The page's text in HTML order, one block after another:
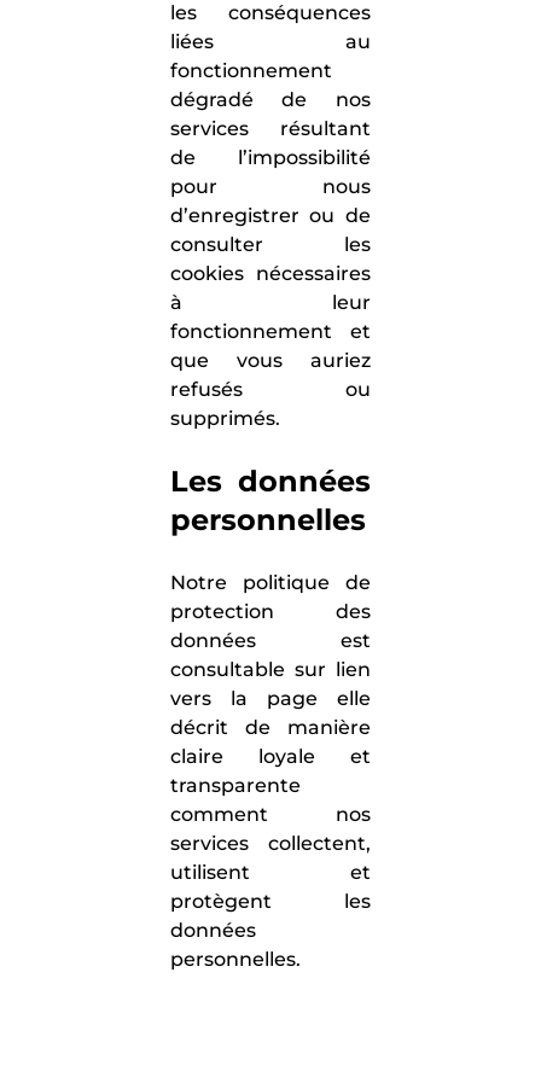
les conséquences
liées au
fonctionnement
dégradé de nos
services résultant
de l’impossibilité
pour nous
d’enregistrer ou de
consulter les
cookies nécessaires
à leur
fonctionnement et
que vous auriez
refusés ou
supprimés.
Les données
personnelles
Notre politique de
protection des
données est
consultable sur lien
vers la page elle
décrit de manière
claire loyale et
transparente
comment nos
services collectent,
utilisent et
protègent les
données
personnelles.